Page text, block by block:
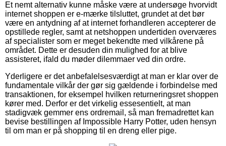
Et nemt alternativ kunne måske være at undersøge hvorvidt
internet shoppen er e-mærke tilsluttet, grundet at det bør
være en antydning af at internet forhandleren accepterer de
opstillede regler, samt at netshoppen undertiden overværes
af specialister som er meget bekendte med vilkårene på
området. Dette er desuden din mulighed for at blive
assisteret, ifald du møder dilemmaer ved din ordre.
Yderligere er det anbefalelsesværdigt at man er klar over de
fundamentale vilkår der gør sig gældende i forbindelse med
transaktionen, for eksempel hvilken returneringsret shoppen
kører med. Derfor er det virkelig essesentielt, at man
stadigvæk gemmer ens ordremail, så man fremadrettet kan
bevise bestillingen af Impossible Harry Potter, uden hensyn
til om man er på shopping til en dreng eller pige.